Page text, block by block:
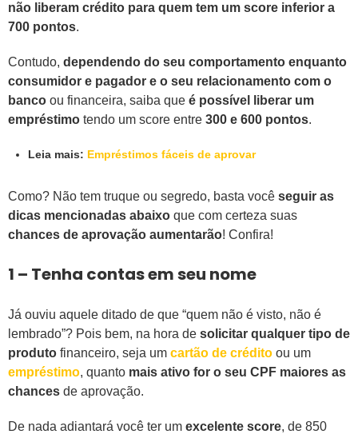
não liberam crédito para quem tem um score inferior a
700 pontos.
Contudo, dependendo do seu comportamento enquanto
consumidor e pagador e o seu relacionamento com o
banco ou financeira, saiba que é possível liberar um
empréstimo tendo um score entre 300 e 600 pontos.
Leia mais: Empréstimos fáceis de aprovar
Como? Não tem truque ou segredo, basta você seguir as
dicas mencionadas abaixo que com certeza suas
chances de aprovação aumentarão! Confira!
1 – Tenha contas em seu nome
Já ouviu aquele ditado de que “quem não é visto, não é
lembrado”? Pois bem, na hora de solicitar qualquer tipo de
produto financeiro, seja um cartão de crédito ou um
empréstimo, quanto mais ativo for o seu CPF maiores as
chances de aprovação.
De nada adiantará você ter um excelente score, de 850